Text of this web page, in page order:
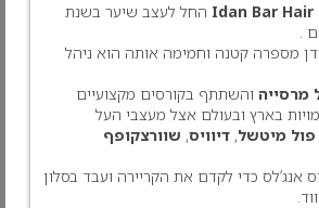
החל לעצב שיער בשנת
פתח עידן מספרה קטנה וחמימה אותה הוא ניהל
מרסייה והשתתף בקורסים מקצועיים
בארץ ובעולם אצל מעצבי העל
פול מיטשל,דיוויס, שוורצקופף
נסע ללוס אנג’לס כדי לקדם את הקריירה ועבד בסלון